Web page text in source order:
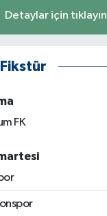
Detaylar için tıklayın
FK